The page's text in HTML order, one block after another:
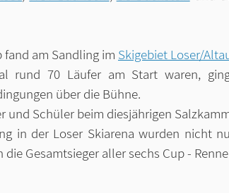
fand am Sandling im Skigebiet Loser/
rund 70 Läufer am Start waren,
über die Bühne.
und Schüler beim diesjährigen
in der Loser Skiarena wurden nicht
Gesamtsieger aller sechs Cup -